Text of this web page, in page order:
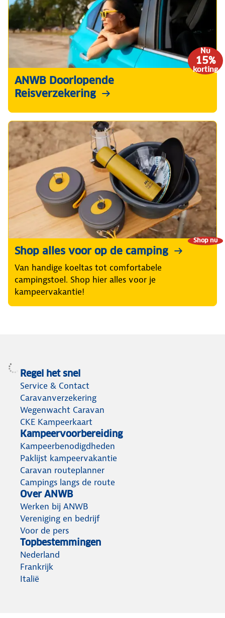
Nu
15%
korting
ANWB Doorlopende
Reisverzekering
Shop nu
Shop alles voor op de camping
Van handige koeltas tot comfortabele
campingstoel. Shop hier alles voor je
kampeervakantie!
Regel het snel
Service & Contact
Caravanverzekering
Wegenwacht Caravan
CKE Kampeerkaart
Kampeervoorbereiding
Kampeerbenodigdheden
Paklijst kampeervakantie
Caravan routeplanner
Campings langs de route
Over ANWB
Werken bij ANWB
Vereniging en bedrijf
Voor de pers
Topbestemmingen
Nederland
Frankrijk
Italië